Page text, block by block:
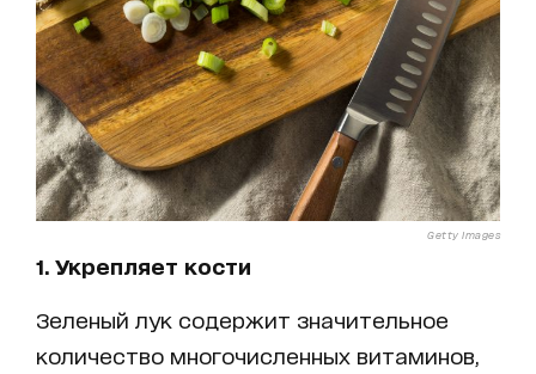
Getty Images
1. Укрепляет кости
Зеленый лук содержит значительное
количество многочисленных витаминов,